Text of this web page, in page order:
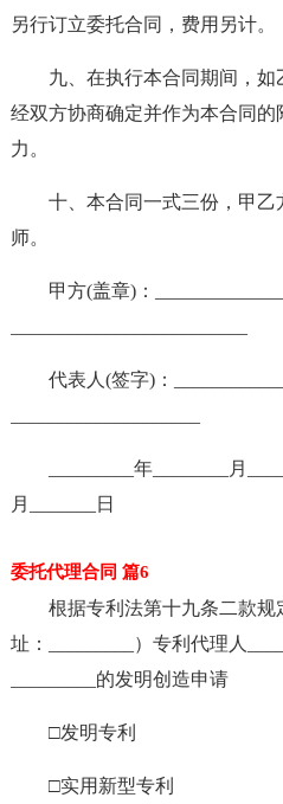
另行订立委托合同，费用另计。
九、在执行本合同期间，
经双方协商确定并作为本合同
力。
十、本合同一式三份，甲
师。
甲方(盖章)：
代表人(签字)：
_________年________月
月_______日
委托代理合同 篇6
根据专利法第十九条二款规
址：_________）专利代理人
_________的发明创造申请
□发明专利
□实用新型专利